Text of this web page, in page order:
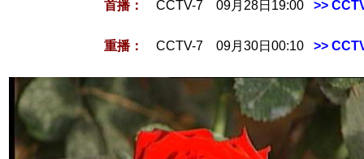
首播： CCTV-7 09月28日19:00 >>
重播： CCTV-7 09月30日00:10 >>